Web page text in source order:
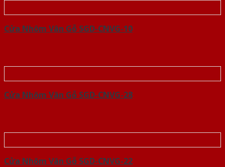
Cửa Nhôm Vân Gỗ SGD-CNVG-10
Cửa Nhôm Vân Gỗ SGD-CNVG-28
Cửa Nhôm Vân Gỗ SGD-CNVG-22